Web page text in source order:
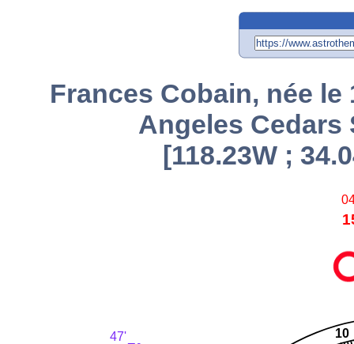
Frances Cobain, née le
Angeles Cedars
[118.23W ;
10
47'